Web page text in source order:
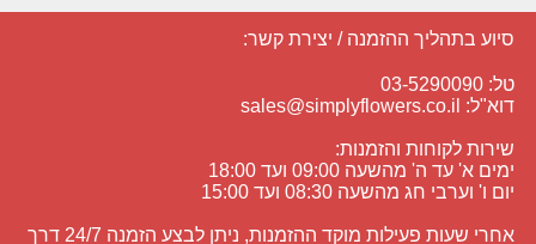
סיוע בתהליך ההזמנה / יצירת קשר:
טל: 03-5290090
דוא"ל: sales@simplyflowers.co.il
שירות לקוחות והזמנות:
ימים א' עד ה' מהשעה 09:00 ועד 18:00
יום ו' וערבי חג מהשעה 08:30 ועד 15:00
אחרי שעות פעילות מוקד ההזמנות, ניתן לבצע הזמנה 24/7 דרך